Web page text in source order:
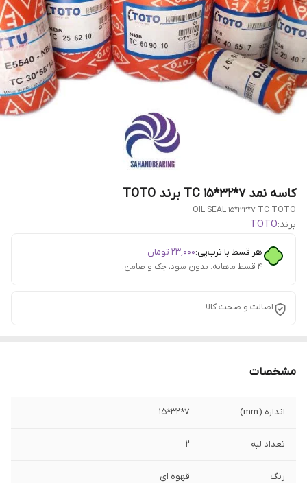
کاسه نمد 7*32*15 TC برند TOTO
OIL SEAL 15*32*7 TC TOTO
برند:TOTO
هر قسط با ترب‌پی:۲۳٬۰۰۰ تومان
۴ قسط ماهانه. بدون سود، چک و ضامن.
اصالت و صحت کالا
مشخصات
اندازه (mm) 7*32*15
تعداد لبه 2
رنگ قهوه ای